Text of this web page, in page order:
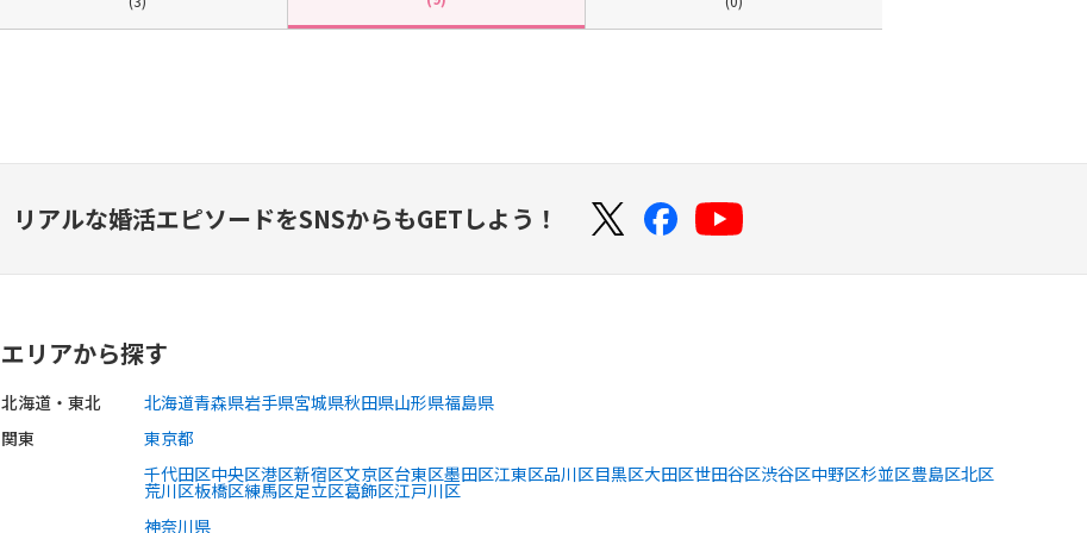
リアルな婚活エピソードをSNSからもGETしよう！
エリアから探す
北海道・東北 北海道青森県岩手県宮城県秋田県山形県福島県
関東
東京都
千代田区中央区港区新宿区文京区台東区墨田区江東区品川区目黒区大田区世田谷区渋谷区中野区杉並区豊島区北区
荒川区板橋区練馬区足立区葛飾区江戸川区
神奈川県